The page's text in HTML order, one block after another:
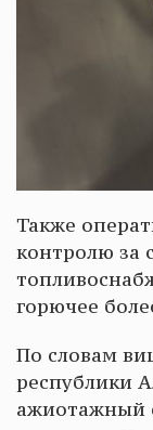
Также
контролю за
горючее
По словам
республики
ажиотажный